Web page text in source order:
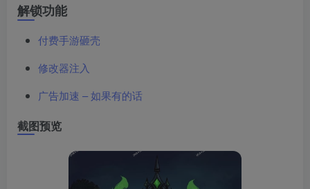
解锁功能
付费手游砸壳
修改器注入
广告加速 – 如果有的话
截图预览